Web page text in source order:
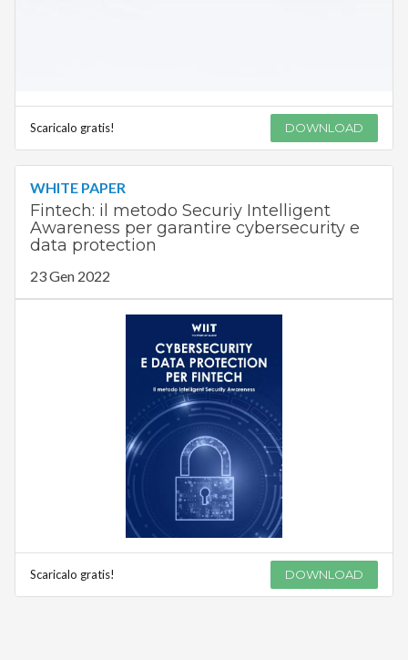
Scaricalo gratis! DOWNLOAD
WHITE PAPER
Fintech: il metodo Securiy Intelligent
Awareness per garantire cybersecurity e
data protection
23 Gen 2022
Scaricalo gratis! DOWNLOAD